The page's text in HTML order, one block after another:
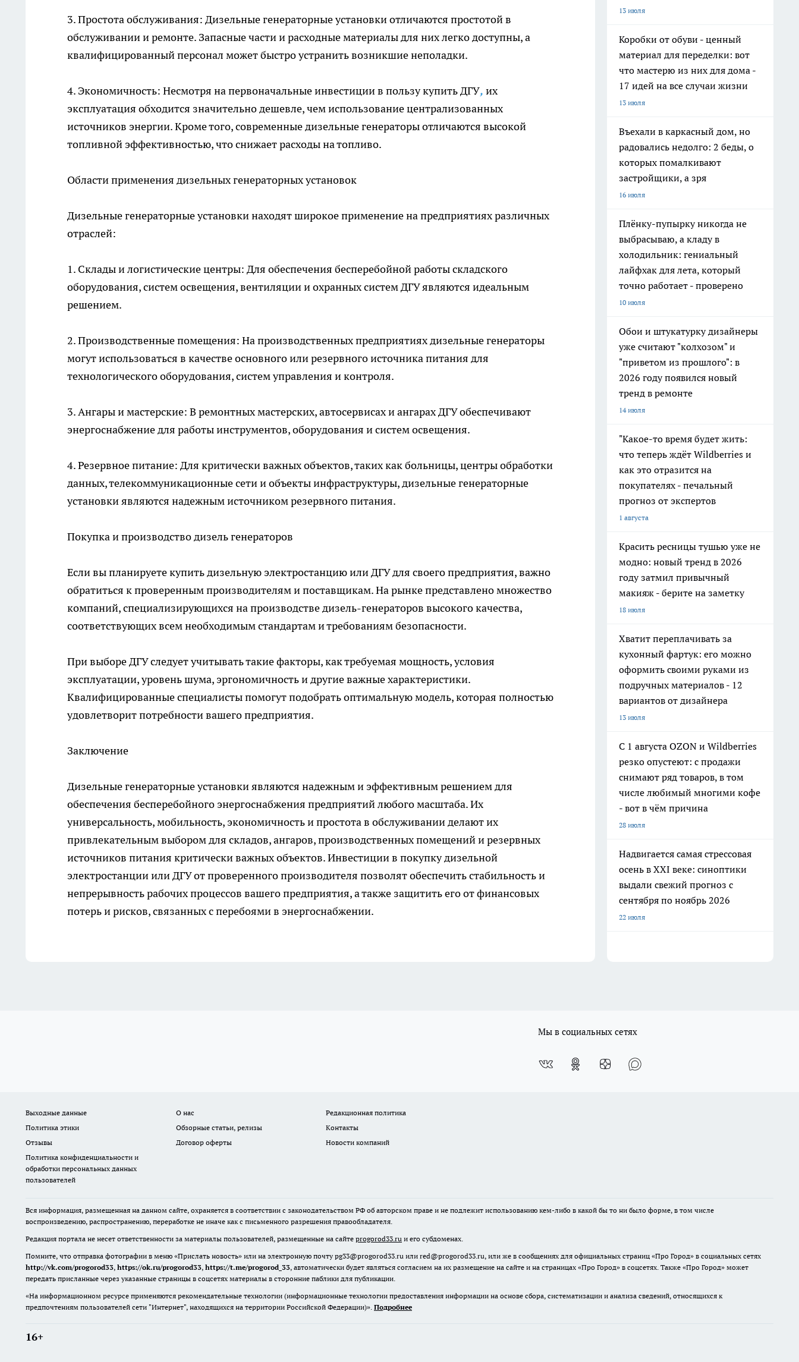
3. Простота обслуживания: Дизельные генераторные установки отличаются простотой в
обслуживании и ремонте. Запасные части и расходные материалы для них легко доступны, а
квалифицированный персонал может быстро устранить возникшие неполадки.
4. Экономичность: Несмотря на первоначальные инвестиции в пользукупить ДГУ, их
эксплуатация обходится значительно дешевле, чем использование централизованных
источников энергии. Кроме того, современные дизельные генераторы отличаются высокой
топливной эффективностью, что снижает расходы на топливо.
Области применения дизельных генераторных установок
Дизельные генераторные установки находят широкое применение на предприятиях различных
отраслей:
1. Склады и логистические центры: Для обеспечения бесперебойной работы складского
оборудования, систем освещения, вентиляции и охранных систем ДГУ являются идеальным
решением.
2. Производственные помещения: На производственных предприятиях дизельные генераторы
могут использоваться в качестве основного или резервного источника питания для
технологического оборудования, систем управления и контроля.
3. Ангары и мастерские: В ремонтных мастерских, автосервисах и ангарах ДГУ обеспечивают
энергоснабжение для работы инструментов, оборудования и систем освещения.
4. Резервное питание: Для критически важных объектов, таких как больницы, центры обработки
данных, телекоммуникационные сети и объекты инфраструктуры, дизельные генераторные
установки являются надежным источником резервного питания.
Покупка ипроизводство дизель генераторов
Если вы планируете купить дизельную электростанцию или ДГУ для своего предприятия, важно
обратиться к проверенным производителям и поставщикам. На рынке представлено множество
компаний, специализирующихся на производстве дизель-генераторов высокого качества,
соответствующих всем необходимым стандартам и требованиям безопасности.
При выборе ДГУ следует учитывать такие факторы, как требуемая мощность, условия
эксплуатации, уровень шума, эргономичность и другие важные характеристики.
Квалифицированные специалисты помогут подобрать оптимальную модель, которая полностью
удовлетворит потребности вашего предприятия.
Заключение
Дизельные генераторные установки являются надежным и эффективным решением для
обеспечения бесперебойного энергоснабжения предприятий любого масштаба. Их
универсальность, мобильность, экономичность и простота в обслуживании делают их
привлекательным выбором для складов, ангаров, производственных помещений и резервных
источников питания критически важных объектов. Инвестиции в покупку дизельной
электростанции или ДГУ от проверенного производителя позволят обеспечить стабильность и
непрерывность рабочих процессов вашего предприятия, а также защитить его от финансовых
потерь и рисков, связанных с перебоями в энергоснабжении.
13 июля
Коробки от обуви - ценный
материал для переделки: вот
что мастерю из них для дома -
17 идей на все случаи жизни
13 июля
Въехали в каркасный дом, но
радовались недолго: 2 беды, о
которых помалкивают
застройщики, а зря
16 июля
Плёнку-пупырку никогда не
выбрасываю, а кладу в
холодильник: гениальный
лайфхак для лета, который
точно работает - проверено
10 июля
Обои и штукатурку дизайнеры
уже считают "колхозом" и
"приветом из прошлого": в
2026 году появился новый
тренд в ремонте
14 июля
"Какое-то время будет жить:
что теперь ждёт Wildberries и
как это отразится на
покупателях - печальный
прогноз от экспертов
1 августа
Красить ресницы тушью уже не
модно: новый тренд в 2026
году затмил привычный
макияж - берите на заметку
18 июля
Хватит переплачивать за
кухонный фартук: его можно
оформить своими руками из
подручных материалов - 12
вариантов от дизайнера
13 июля
С 1 августа OZON и Wildberries
резко опустеют: с продажи
снимают ряд товаров, в том
числе любимый многими кофе
- вот в чём причина
28 июля
Надвигается самая стрессовая
осень в XXI веке: синоптики
выдали свежий прогноз с
сентября по ноябрь 2026
22 июля
Мы в социальных сетях
Выходные данные О нас
Редакционная политика
Политика этики
Обзорные статьи, релизы
Контакты
Отзывы
Договор оферты
Новости компаний
Политика конфиденциальности и
обработки персональных данных
пользователей
Вся информация, размещенная на данном сайте, охраняется в соответствии с законодательством РФ об авторском праве и не подлежит использованию кем-либо в какой бы то ни было форме, в том числе
воспроизведению, распространению, переработке не иначе как с письменного разрешения правообладателя.
Редакция портала не несет ответственности за материалы пользователей, размещенные на сайте progorod33.ru и его субдоменах.
Помните, что отправка фотографии в меню «Прислать новость» или на электронную почту pg33@progorod33.ru или red@progorod33.ru, или же в сообщениях для официальных страниц «Про Город» в социальных сетях
http://vk.com/progorod33, https://ok.ru/progorod33, https://t.me/progorod_33, автоматически будет являться согласием на их размещение на сайте и на страницах «Про Город» в соцсетях. Также «Про Город» может
передать присланные через указанные страницы в соцсетях материалы в сторонние паблики для публикации.
«На информационном ресурсе применяются рекомендательные технологии (информационные технологии предоставления информации на основе сбора, систематизации и анализа сведений, относящихся к
предпочтениям пользователей сети "Интернет", находящихся на территории Российской Федерации)». Подробнее
16+